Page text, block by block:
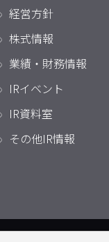
経営方針
株式情報
業績・財務情報
IRイベント
IR資料室
その他IR情報